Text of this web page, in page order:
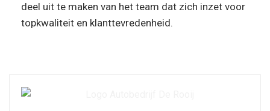
deel uit te maken van het team dat zich inzet voor
topkwaliteit en klanttevredenheid.